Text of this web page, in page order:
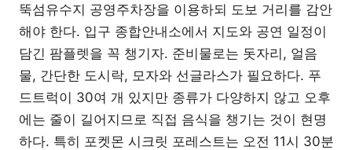
뚝섬유수지 공영주차장을 이용하되 도보 거리를 감안
해야 한다. 입구 종합안내소에서 지도와 공연 일정이
담긴 팜플렛을 꼭 챙기자. 준비물로는 돗자리, 얼음
물, 간단한 도시락, 모자와 선글라스가 필요하다. 푸
드트럭이 30여 개 있지만 종류가 다양하지 않고 오후
에는 줄이 길어지므로 직접 음식을 챙기는 것이 현명
하다. 특히 포켓몬 시크릿 포레스트는 오전 11시 30분